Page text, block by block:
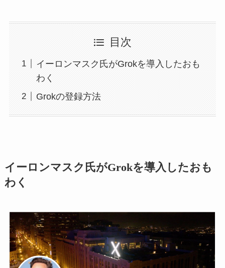
目次
イーロンマスク氏がGrokを導入したおも
わく
Grokの登録方法
イーロンマスク氏がGrokを導入したおも
わく